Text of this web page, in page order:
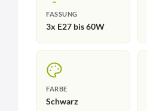
FASSUNG
3x E27 bis 60W
FARBE
Schwarz